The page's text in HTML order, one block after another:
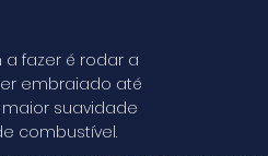
fazer é rodar a
embraiado até
suavidade
combustível.